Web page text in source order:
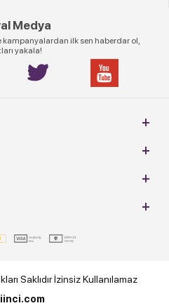
Medya
ilk sen haberdar ol,
yakala!
Saklıdır İzinsiz Kullanılamaz